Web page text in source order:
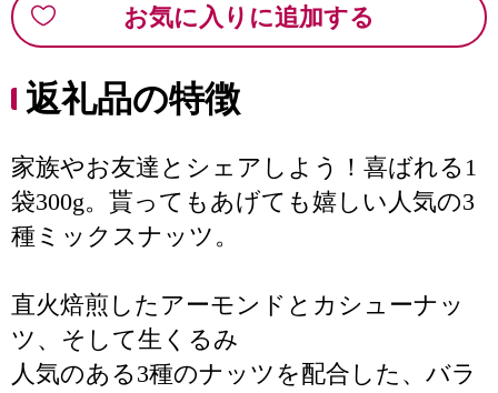
お気に入りに追加する
返礼品の特徴
家族やお友達とシェアしよう！喜ばれる1
袋300g。貰ってもあげても嬉しい人気の3
種ミックスナッツ。
直火焙煎したアーモンドとカシューナッ
ツ、そして生くるみ
人気のある3種のナッツを配合した、バラ